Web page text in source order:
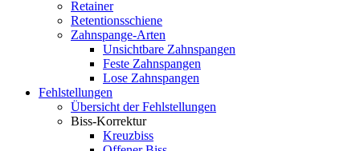
Retainer
Retentionsschiene
Zahnspange-Arten
Unsichtbare Zahnspangen
Feste Zahnspangen
Lose Zahnspangen
Fehlstellungen
Übersicht der Fehlstellungen
Biss-Korrektur
Kreuzbiss